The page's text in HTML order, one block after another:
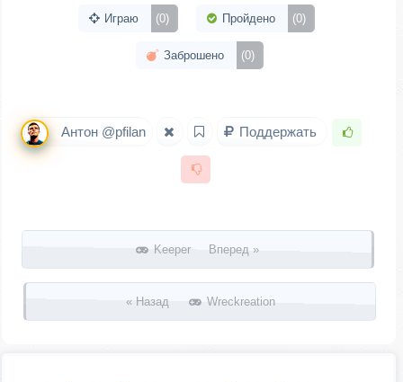
Играю (0) Пройдено (0)
Заброшено (0)
Антон @pfilan Поддержать
Запись навигация
Keeper Вперед »
« Назад Wreckreation